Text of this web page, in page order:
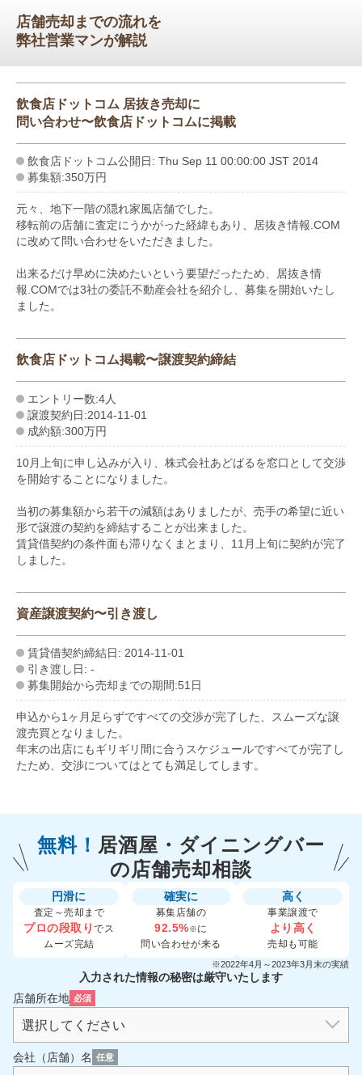
店舗売却までの流れを
弊社営業マンが解説
飲食店ドットコム 居抜き売却に
問い合わせ〜飲食店ドットコムに掲載
飲食店ドットコム公開日: Thu Sep 11 00:00:00 JST 2014
募集額:350万円
元々、地下一階の隠れ家風店舗でした。
移転前の店舗に査定にうかがった経緯もあり、居抜き情報.COM
に改めて問い合わせをいただきました。
出来るだけ早めに決めたいという要望だったため、居抜き情
報.COMでは3社の委託不動産会社を紹介し、募集を開始いたし
ました。
飲食店ドットコム掲載〜譲渡契約締結
エントリー数:4人
譲渡契約日:2014-11-01
成約額:300万円
10月上旬に申し込みが入り、株式会社あどばるを窓口として交渉
を開始することになりました。
当初の募集額から若干の減額はありましたが、売手の希望に近い
形で譲渡の契約を締結することが出来ました。
賃貸借契約の条件面も滞りなくまとまり、11月上旬に契約が完了
しました。
資産譲渡契約〜引き渡し
賃貸借契約締結日: 2014-11-01
引き渡し日: -
募集開始から売却までの期間:51日
申込から1ヶ月足らずですべての交渉が完了した、スムーズな譲
渡売買となりました。
年末の出店にもギリギリ間に合うスケジュールですべてが完了し
たため、交渉についてはとても満足してします。
無料！ 居酒屋・ダイニングバー
の店舗売却相談
円滑に
査定～売却まで
プロの段取りでス
ムーズ完結
確実に
募集店舗の
92.5%※に
問い合わせが来る
高く
事業譲渡で
より高く
売却も可能
※2022年4月～2023年3月末の実績
入力された情報の秘密は厳守いたします
店舗所在地 必須
会社（店舗）名 任意